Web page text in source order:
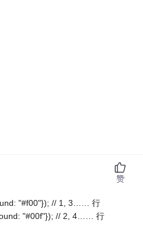
"#f00"}); // 1, 3…… 行
"#00f"}); // 2, 4…… 行
赞